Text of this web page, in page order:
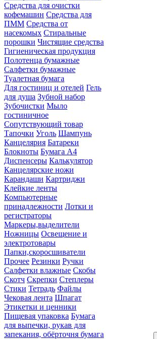
Средства для очистки
кофемашин Средства для
ПММ Средства от
насекомых Стиральные
порошки Чистящие средства
Гигиеническая продукция
Полотенца бумажные
Салфетки бумажные
Туалетная бумага
Для гостиниц и отелей Гель
для душа Зубной набор
Зубочистки Мыло
гостиничное
Сопутствующий товар
Тапочки Уголь Шампунь
Канцелярия Батареки
Блокноты Бумага А4
Диспенсеры Калькулятор
Канцелярские ножи
Карандаши Картриджи
Клейкие ленты
Компьютерные
принадлежности Лотки и
регистраторы
Маркеры,выделители
Ножницы Освещение и
электротовары
Папки,скоросшиватели
Прочее Резинки Ручки
Салфетки влажные Скобы
Скотч Скрепки Степлеры
Стики Тетрадь Файлы
Чековая лента Шпагат
Этикетки и ценники
Пищевая упаковка Бумага
для выпечки, рукав для
запекания, обёрточня бумага